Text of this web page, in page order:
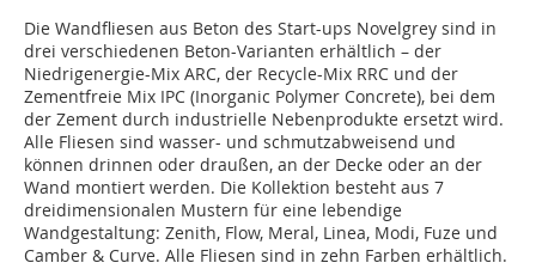
Die Wandfliesen aus Beton des Start-ups Novelgrey sind in
drei verschiedenen Beton-Varianten erhältlich – der
Niedrigenergie-Mix ARC, der Recycle-Mix RRC und der
Zementfreie Mix IPC (Inorganic Polymer Concrete), bei dem
der Zement durch industrielle Nebenprodukte ersetzt wird.
Alle Fliesen sind wasser- und schmutzabweisend und
können drinnen oder draußen, an der Decke oder an der
Wand montiert werden. Die Kollektion besteht aus 7
dreidimensionalen Mus­tern für eine lebendige
Wandgestaltung: Zenith, Flow, Meral, Linea, Modi, Fuze und
Camber & Curve. Alle Fliesen sind in zehn Farben erhältlich.